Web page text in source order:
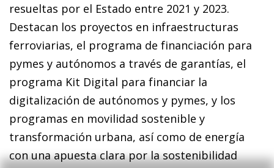
resueltas por el Estado entre 2021 y 2023.
Destacan los proyectos en infraestructuras
ferroviarias, el programa de financiación para
pymes y autónomos a través de garantías, el
programa Kit Digital para financiar la
digitalización de autónomos y pymes, y los
programas en movilidad sostenible y
transformación urbana, así como de energía
con una apuesta clara por la sostenibilidad